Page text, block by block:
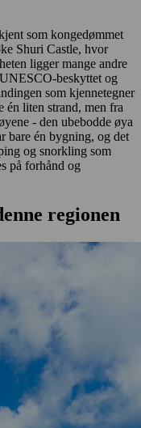
som kongedømmet
Shuri Castle, hvor
ligger mange andre
beskyttet og
som kjennetegner
én liten strand, men fra
- den ubebodde øya
bare én bygning, og det
og snorkling som
på forhånd og
regionen